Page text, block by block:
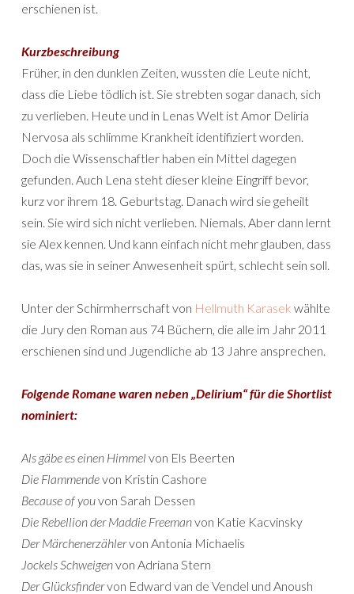
erschienen ist.
Kurzbeschreibung
Früher, in den dunklen Zeiten, wussten die Leute nicht,
dass die Liebe tödlich ist. Sie strebten sogar danach, sich
zu verlieben. Heute und in Lenas Welt ist Amor Deliria
Nervosa als schlimme Krankheit identifiziert worden.
Doch die Wissenschaftler haben ein Mittel dagegen
gefunden. Auch Lena steht dieser kleine Eingriff bevor,
kurz vor ihrem 18. Geburtstag. Danach wird sie geheilt
sein. Sie wird sich nicht verlieben. Niemals. Aber dann lernt
sie Alex kennen. Und kann einfach nicht mehr glauben, dass
das, was sie in seiner Anwesenheit spürt, schlecht sein soll.
Unter der Schirmherrschaft von Hellmuth Karasek wählte
die Jury den Roman aus 74 Büchern, die alle im Jahr 2011
erschienen sind und Jugendliche ab 13 Jahre ansprechen.
Folgende Romane waren neben „Delirium“ für die Shortlist
nominiert:
Als gäbe es einen Himmel von Els Beerten
Die Flammendevon Kristin Cashore
Because of youvon Sarah Dessen
Die Rebellion der Maddie Freemanvon Katie Kacvinsky
Der Märchenerzählervon Antonia Michaelis
Jockels Schweigenvon Adriana Stern
Der Glücksfindervon Edward van de Vendel und Anoush